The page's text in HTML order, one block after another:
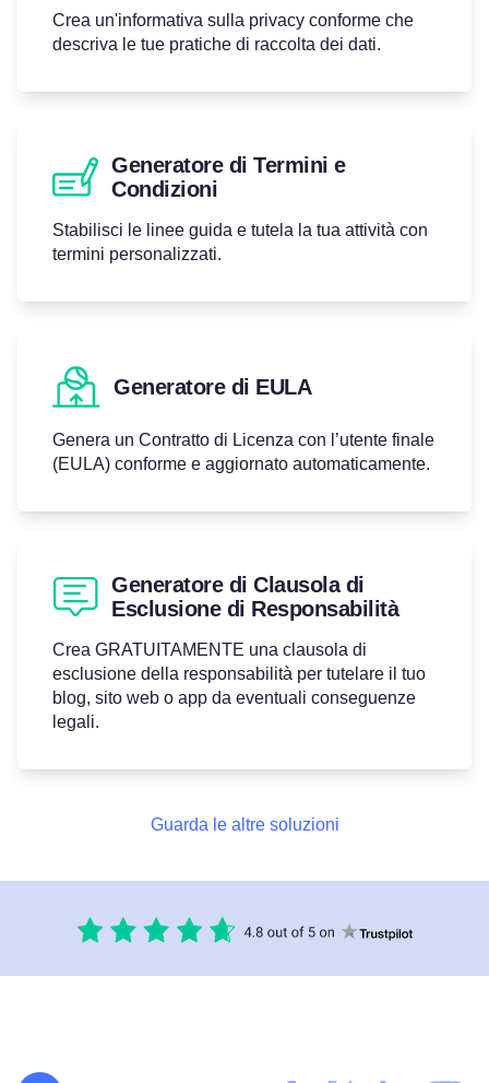
Crea un'informativa sulla privacy conforme che
descriva le tue pratiche di raccolta dei dati.
Generatore di Termini e
Condizioni
Stabilisci le linee guida e tutela la tua attività con
termini personalizzati.
Generatore di EULA
Genera un Contratto di Licenza con l’utente finale
(EULA) conforme e aggiornato automaticamente.
Generatore di Clausola di
Esclusione di Responsabilità
Crea GRATUITAMENTE una clausola di
esclusione della responsabilità per tutelare il tuo
blog, sito web o app da eventuali conseguenze
legali.
Guarda le altre soluzioni